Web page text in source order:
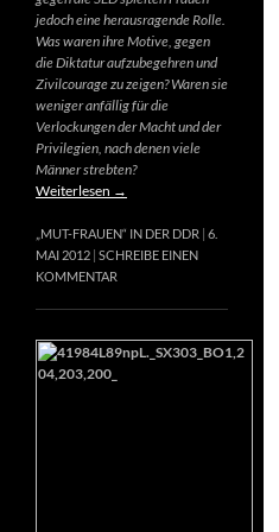
jedoch eine herausragende Rolle.
Was waren ihre Motive, gegen
die Diktatur aufzubegehren und
Zivilcourage zu zeigen? Waren sie
weniger anfällig für die
Verlockungen der Macht und der
Privilegien, nach denen viele
Männer strebten?
Weiterlesen →
„MUT-FRAUEN“ IN DER DDR 6.
MAI 2012 SCHREIBE EINEN
KOMMENTAR